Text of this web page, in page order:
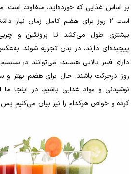
بر اساس غذایی که خورده‌اید، متفاوت
است ۲ روز برای هضم کامل زمان نیاز
بیشتری طول می‌کشد تا پروتئین و
پیچیده‌ای دارند، در بدن تجزیه شوند.
دارای فیبر بالایی هستند، می‌توانند در
روز درحرکت باشند. حال برای هضم بهتر و
نوشیدنی و مواد غذایی باشیم. در اینجا ما
کرده و خواص هرکدام را نیز بیان می‌کنیم پس